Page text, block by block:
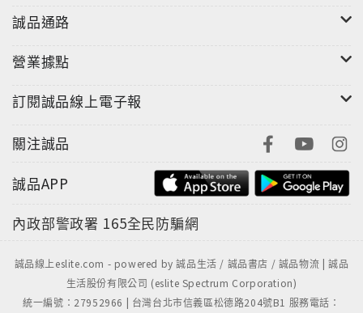
誠品通路
營業據點
訂閱誠品線上電子報
關注誠品
誠品APP
內政部警政署 165全民防騙網
誠品線上eslite.com - powered by 誠品生活 / 誠品書店 / 誠品物流 | 誠品
生活股份有限公司 (eslite Spectrum Corporation)
統一編號：27952966 | 台灣台北市信義區松德路204號B1 服務電話：